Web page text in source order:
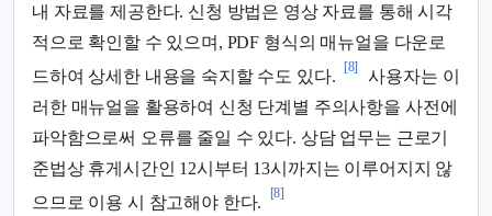
내 자료를 제공한다. 신청 방법은 영상 자료를 통해 시각
적으로 확인할 수 있으며, PDF 형식의 매뉴얼을 다운로
드하여 상세한 내용을 숙지할 수도 있다.
[8]
사용자는 이
러한 매뉴얼을 활용하여 신청 단계별 주의사항을 사전에
파악함으로써 오류를 줄일 수 있다. 상담 업무는 근로기
준법상 휴게시간인 12시부터 13시까지는 이루어지지 않
으므로 이용 시 참고해야 한다.
[8]